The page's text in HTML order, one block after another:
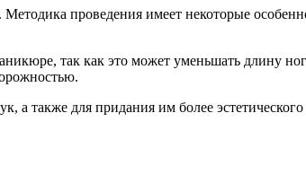
Методика проведения имеет некоторые
так как это может уменьшать длину
также для придания им более